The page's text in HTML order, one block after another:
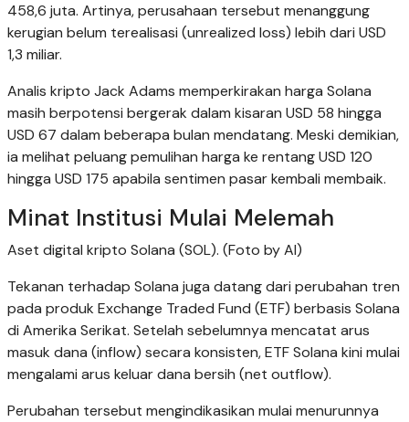
458,6 juta. Artinya, perusahaan tersebut menanggung
kerugian belum terealisasi (unrealized loss) lebih dari USD
1,3 miliar.
Analis kripto Jack Adams memperkirakan harga Solana
masih berpotensi bergerak dalam kisaran USD 58 hingga
USD 67 dalam beberapa bulan mendatang. Meski demikian,
ia melihat peluang pemulihan harga ke rentang USD 120
hingga USD 175 apabila sentimen pasar kembali membaik.
Minat Institusi Mulai Melemah
Aset digital kripto Solana (SOL). (Foto by AI)
Tekanan terhadap Solana juga datang dari perubahan tren
pada produk Exchange Traded Fund (ETF) berbasis Solana
di Amerika Serikat. Setelah sebelumnya mencatat arus
masuk dana (inflow) secara konsisten, ETF Solana kini mulai
mengalami arus keluar dana bersih (net outflow).
Perubahan tersebut mengindikasikan mulai menurunnya